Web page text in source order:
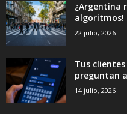
¿Argentina
algoritmos!
22 julio, 2026
Tus
preguntan
14 julio, 2026